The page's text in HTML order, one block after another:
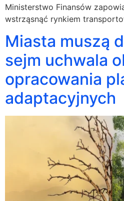
Ministerstwo Finansów
wstrząsnąć rynkiem
Miasta muszą
sejm uchwala
opracowania
adaptacyjnych